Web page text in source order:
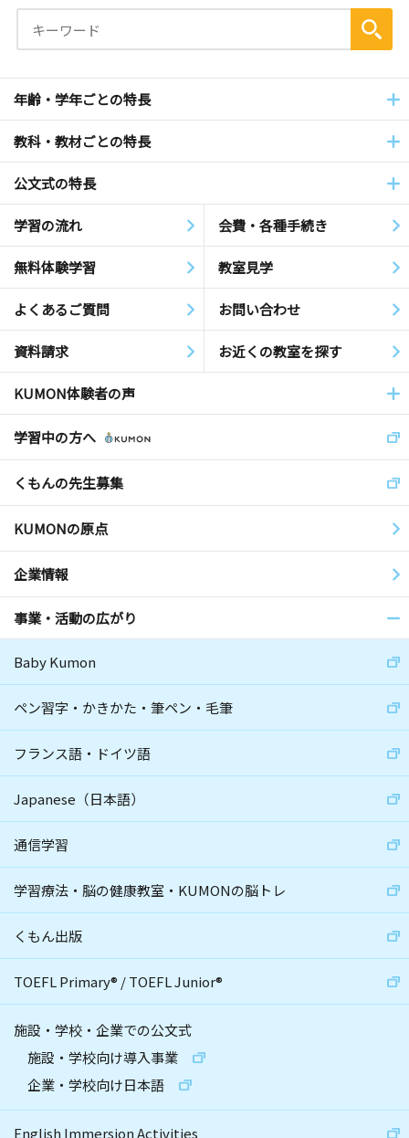
年齢・学年ごとの特長
教科・教材ごとの特長
公文式の特長
学習の流れ 会費・各種手続き
無料体験学習 教室見学
よくあるご質問 お問い合わせ
資料請求 お近くの教室を探す
KUMON体験者の声
学習中の方へ
くもんの先生募集
KUMONの原点
企業情報
事業・活動の広がり
Baby Kumon
ペン習字・かきかた・筆ペン・毛筆
フランス語・ドイツ語
Japanese（日本語）
通信学習
学習療法・脳の健康教室・KUMONの脳トレ
くもん出版
TOEFL Primary® /TOEFL Junior®
施設・学校・企業での公文式
施設・学校向け導入事業
企業・学校向け日本語
English Immersion Activities